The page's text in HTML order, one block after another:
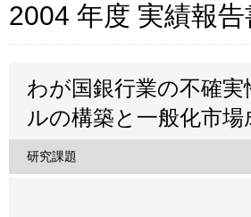
2004 年度 実績報告
わが国銀行業の不確
ルの構築と一般化市場
研究課題